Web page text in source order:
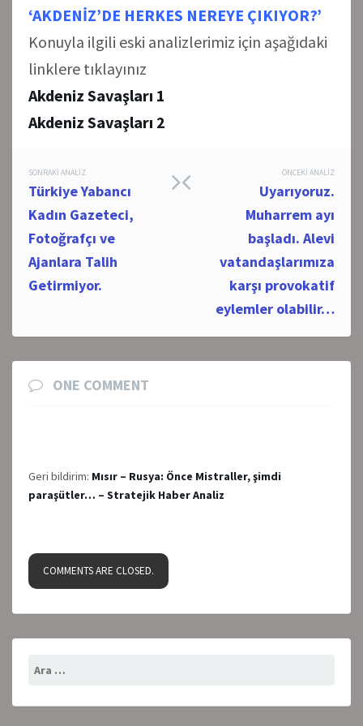
‘AKDENİZ’DE HERKES NEREYE ÇIKIYOR?’
Konuyla ilgili eski analizlerimiz için aşağıdaki
linklere tıklayınız
Akdeniz Savaşları 1
Akdeniz Savaşları 2
Post
navigation
ÖNCEKI ANALIZ
Uyarıyoruz.
Muharrem ayı
başladı. Alevi
vatandaşlarımıza
karşı provokatif
eylemler olabilir…
SONRAKI ANALIZ
Türkiye Yabancı
Kadın Gazeteci,
Fotoğrafçı ve
Ajanlara Talih
Getirmiyor.
ONE COMMENT
Geri bildirim: Mısır – Rusya: Önce Mistraller, şimdi
paraşütler… – Stratejik Haber Analiz
COMMENTS ARE CLOSED.